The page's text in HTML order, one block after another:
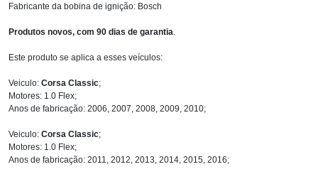
Fabricante da bobina de ignição: Bosch
Produtos novos, com 90 dias de garantia
Este produto se aplica a esses veículos:
Veiculo: Corsa Classic;
Motores: 1.0 Flex;
Anos de fabricação: 2006, 2007, 2008, 2009, 2010;
Veiculo: Corsa Classic;
Motores: 1.0 Flex;
Anos de fabricação: 2011, 2012, 2013, 2014, 2015, 2016;